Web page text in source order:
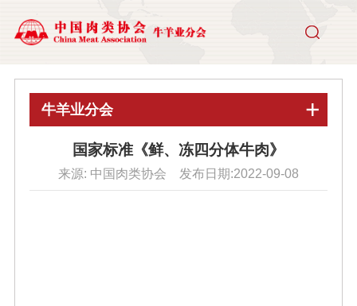
牛羊业分会
国家标准《鲜、冻四分体牛肉》
来源: 中国肉类协会 发布日期:2022-09-08